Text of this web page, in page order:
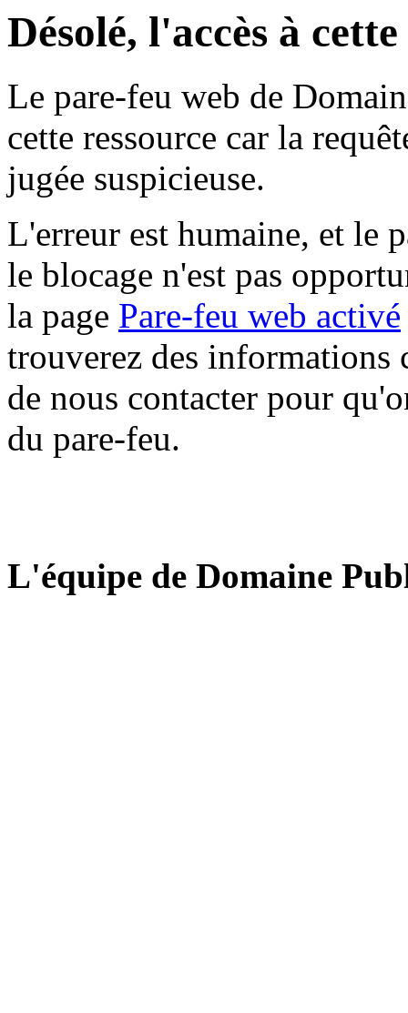
Désolé, l'accès à
Le pare-feu web de
cette ressource car la
jugée suspicieuse.
L'erreur est humaine, et le
le blocage n'est pas
la page Pare-feu web activé
trouverez des informations
de nous contacter pour
du pare-feu.
L'équipe de Domaine